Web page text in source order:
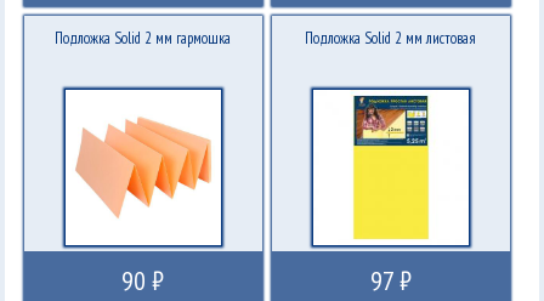
Подложка Solid 2 мм гармошка
90 ₽
Подложка Solid 2 мм листовая
97 ₽